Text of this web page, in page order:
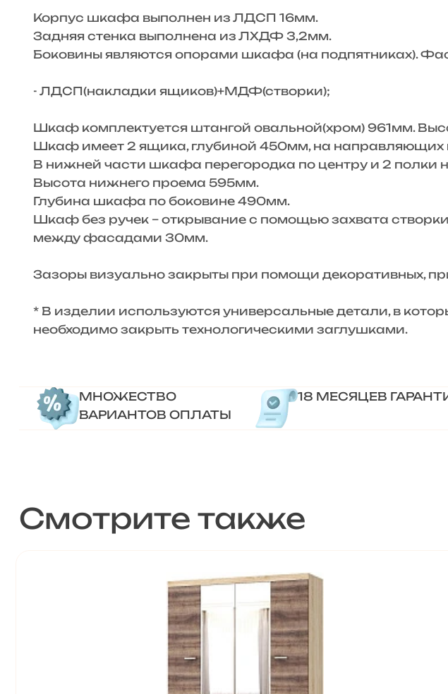
Корпус шкафа выполнен из ЛДСП 16мм.
Задняя стенка выполнена из ЛХДФ 3,2мм.
Боковины являются опорами шкафа (на подпятниках).
- ЛДСП(накладки ящиков)+МДФ(створки);
Шкаф комплектуется штангой овальной(хром) 961мм.
Шкаф имеет 2 ящика, глубиной 450мм, на направляющих
В нижней части шкафа перегородка по центру и 2 полки
Высота нижнего проема 595мм.
Глубина шкафа по боковине 490мм.
Шкаф без ручек – открывание с помощью захвата
между фасадами 30мм.
Зазоры визуально закрыты при помощи декоративных,
* В изделии используются универсальные детали, в
необходимо закрыть технологическими заглушками.
МНОЖЕСТВО
ВАРИАНТОВ ОПЛАТЫ
18 МЕСЯЦЕВ
Смотрите также